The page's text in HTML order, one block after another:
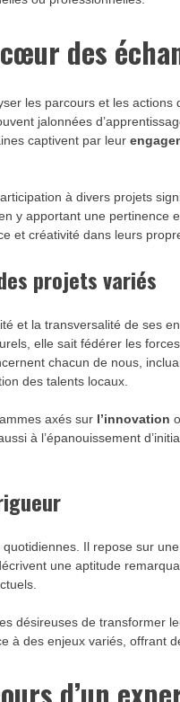
des
les parcours et les
jalonnées
captivent par leur
à divers projets
y apportant une
et créativité dans leurs
projets variés
et la transversalité de ses
elle sait fédérer les
chacun de nous,
des talents locaux.
axés sur l’innovation
à l’épanouissement
Il repose sur
une aptitude
désireuses de transformer
à des enjeux variés, offrant
d’un